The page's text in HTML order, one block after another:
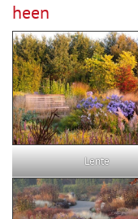
heen
Lente